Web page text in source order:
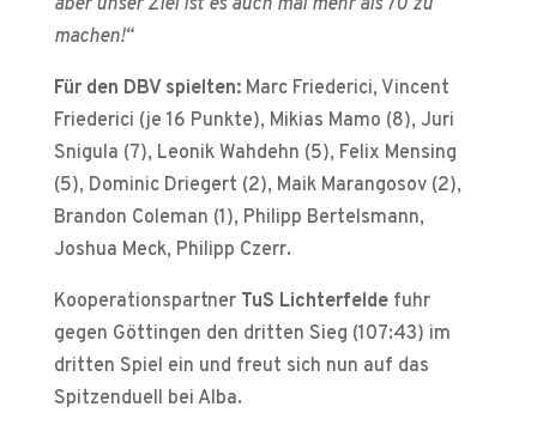
aber unser Ziel ist es auch mal mehr als 70 zu
machen!“
Für den DBV spielten:Marc Friederici, Vincent
Friederici (je 16 Punkte), Mikias Mamo (8), Juri
Snigula (7), Leonik Wahdehn (5), Felix Mensing
(5), Dominic Driegert (2), Maik Marangosov (2),
Brandon Coleman (1), Philipp Bertelsmann,
Joshua Meck, Philipp Czerr.
Kooperationspartner TuS Lichterfeldefuhr
gegen Göttingen den dritten Sieg (107:43) im
dritten Spiel ein und freut sich nun auf das
Spitzenduell bei Alba.